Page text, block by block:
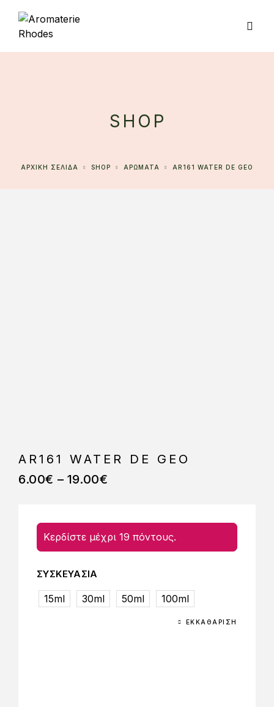
SHOP
ΑΡΧΙΚΉ ΣΕΛΊΔΑ SHOP ΑΡΩΜΑΤΑ AR161 WATER DE GEO
AR161 WATER DE GEO
6.00€ – 19.00€
Κερδίστε μέχρι 19 πόντους.
ΣΥΣΚΕΥΑΣΙΑ
15ml 30ml 50ml 100ml
ΕΚΚΑΘΆΡΙΣΗ